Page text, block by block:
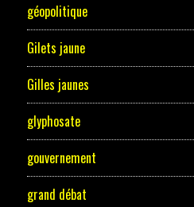
géopolitique
Gilets jaune
Gilles jaunes
glyphosate
gouvernement
grand débat